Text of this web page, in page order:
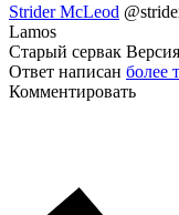
Strider McLeod
Lamos
Старый сервак
Ответ написан более
Комментировать